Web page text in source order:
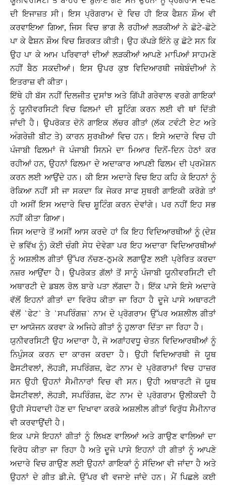
ਦੀ ਇਜਾਜ਼ਤ ਸੀ। ਇਸ ਪ੍ਰੋਗਰਾਮ ਦੇ ਵਿਚ ਹੀ ਇਕ ਫੈਸ਼ਨ ਸ਼ੌਅ ਵੀ
ਕਰਵਾਇਆ ਗਿਆ, ਜਿਸ ਵਿਚ ਭਾਗ ਲੈ ਰਹੀਆਂ ਲੜਕੀਆਂ ਨੇ ਛੋਟੇ-ਛੋਟੇ
ਪਾ ਕੇ ਫੈਸ਼ਨ ਸ਼ੌਅ ਵਿਚ ਸ਼ਿਰਕਤ ਕੀਤੀ। ਉਹ ਕੱਪੜੇ ਇੰਨੇ ਕੁ ਛੋਟੇ ਸਨ ਕਿ
ਉਹ ਪਾ ਕੇ ਆਮ ਪਰਿਵਾਰਾਂ ਦੀਆਂ ਲੜਕੀਆਂ ਆਪਣੇ ਮਾਪਿਆਂ ਸਾਹਮਣੇ
ਨਹੀਂ ਬੈਠ ਸਕਦੀਆਂ। ਇਸ ਉਪਰ ਕੁਝ ਵਿਦਿਆਰਥੀ ਜਥੇਬੰਦੀਆਂ ਨੇ
ਇਤਰਾਜ਼ ਵੀ ਕੀਤਾ।
ਇੱਥੇ ਹੀ ਬੱਸ ਨਹੀਂ ਦਿਲਜੀਤ ਦੁਸਾਂਝ ਅਤੇ ਗਿੱਪੀ ਗਰੇਵਾਲ ਵਰਗੇ ਗਾਇਕਾਂ
ਨੂੰ ਯੂਨੀਵਰਸਿਟੀ ਵਿਚ ਫਿਲਮਾਂ ਦੀ ਸ਼ੂਟਿੰਗ ਕਰਨ ਲਈ ਵੀ ਥਾਂ ਦਿੱਤੀ
ਜਾਂਦੀ ਹੈ। ਉਪਰੋਕਤ ਦੋਨੋ ਗਾਇਕ ਲੱਚਰ ਗੀਤਾਂ (ਲੱਕ ਟਵੰਟੀ ਏਟ ਅਤੇ
ਅੰਗਰੇਜ਼ੀ ਬੀਟ ਤੇ) ਕਾਰਨ ਸੁਰਖੀਆਂ ਵਿਚ ਹਨ। ਇਸੇ ਅਦਾਰੇ ਵਿਚ ਹੀ
ਪੰਜਾਬੀ ਫਿਲਮਾਂ ਜੋ ਪੰਜਾਬੀ ਸਿਨਮੇ ਦਾ ਮਿਆਰ ਦਿਨੋਂ-ਦਿਨ ਹੇਠਾਂ ਕਰ
ਰਹੀਆਂ ਹਨ, ਉਹਨਾਂ ਫਿਲਮਾ ਦੇ ਅਦਾਕਾਰ ਆਪਣੀ ਫਿਲਮ ਦੀ ਪ੍ਰਮੋਸ਼ਨ
ਕਰਨ ਲਈ ਆਉਂਦੇ ਹਨ। ਕੀ ਇਸ ਅਦਾਰੇ ਵਿਚ ਇਹ ਕਹਿ ਕੇ ਇਹਨਾਂ ਨੂੰ
ਰੋਕਿਆ ਨਹੀਂ ਸੀ ਜਾ ਸਕਦਾ ਕਿ ਜੇਕਰ ਸਾਫ ਸੁਥਰੀ ਗਾਇਕੀ ਕਰੋਗੇ ਤਾਂ
ਹੀ ਅਸੀਂ ਇਸ ਅਦਾਰੇ ਵਿਚ ਸ਼ੂਟਿੰਗ ਕਰਨ ਦੇਵਾਂਗੇ। ਪਰ ਨਹੀਂ ਇਹ ਸਭ
ਨਹੀਂ ਕੀਤਾ ਗਿਆ।
ਜਿਸ ਅਦਾਰੇ ਤੋਂ ਅਸੀਂ ਆਸ ਕਰਦੇ ਹਾਂ ਕਿ ਇਹ ਵਿਦਿਆਰਥੀਆਂ ਨੂੰ (ਦੇਸ਼
ਦੇ ਭਵਿੱਖ ਨੂੰ) ਕੋਈ ਚੰਗੀ ਸੇਧ ਦੇਵੇਗਾ ਪਰ ਇਹ ਅਦਾਰਾ ਵਿਦਿਆਰਥੀਆਂ
ਨੂੰ ਅਸ਼ਲੀਲ ਗੀਤਾਂ ਉੱਪਰ ਨੱਚਣ-ਠੁਮਕੇ ਲਗਾਉਣ ਲਈ ਪ੍ਰੇਰਿਤ ਕਰਦਾ
ਨਜ਼ਰ ਆਉਂਦਾ ਹੈ। ਉਪਰੋਕਤ ਗੱਲਾਂ ਤੋਂ ਸਾਨੂੰ ਪੰਜਾਬੀ ਯੂਨੀਵਰਸਿਟੀ ਦੀ
ਅਥਾਰਟੀ ਦੇ ਡਬਲ ਰੋਲ ਬਾਰੇ ਪਤਾ ਲੱਗਦਾ ਹੈ। ਇੱਕ ਪਾਸੇ ਇਸੇ ਅਦਾਰੇ
ਵੱਲੋਂ ਇਹਨਾਂ ਗੀਤਾਂ ਦਾ ਵਿਰੋਧ ਕੀਤਾ ਜਾ ਰਿਹਾ ਹੈ ਦੂਜੇ ਪਾਸੇ ਅਥਾਰਟੀ
ਵੱਲੋਂ `ਫੇਟ` ਤੇ `ਸਪਰਿੰਗਜ਼` ਨਾਮ ਦੇ ਪ੍ਰੋਗਰਾਮ ਉੱਪਰ ਅਸ਼ਲੀਲ ਗੀਤਾਂ
ਦਾ ਆਯੋਜਨ ਕਰਵਾ ਕੇ ਅਜਿਹੇ ਗੀਤਾਂ ਨੂੰ ਹੁਲਾਰਾ ਦਿੱਤਾ ਜਾ ਰਿਹਾ ਹੈ।
ਯੁਨੀਵਰਸਿਟੀ ਉਹ ਅਦਾਰਾ ਹੈ, ਜੋ ਅਗਾਂਹਵਧੂ ਚੇਤਨ ਵਿਦਿਆਰਥੀਆਂ ਨੂੰ
ਨਿਪੁੰਸਕ ਕਰਨ ਦਾ ਕਾਰਜ ਕਰਦਾ ਹੈ। ਉਹੀ ਵਿਦਿਆਰਥੀ ਜੋ ਯੂਥ
ਫੈਸਟੀਵਲਾਂ, ਲੋਹੜੀ, ਸਪਰਿੰਗਜ਼, ਫੇਟ ਨਾਮ ਦੇ ਪ੍ਰੋਗਰਾਮਾਂ ਵਿਚ ਹਾਜ਼ਰ
ਸਨ ਉਹੀ ਉਹਨਾਂ ਸੈਮੀਨਾਰਾਂ ਵਿਚ ਵੀ ਸਨ। ਉਹੀ ਅਥਾਰਟੀ ਜੋ ਯੂਥ
ਫੈਸਟੀਵਲਾਂ, ਲੋਹੜੀ, ਸਪਰਿੰਗਜ਼, ਫੇਟ ਨਾਮ ਦੇ ਪ੍ਰੋਗਰਾਮ ਉਲੀਕਦੀ ਹੈ
ਉਹੀ ਸੋਧਵਾਦੀ ਹੋਣ ਦਾ ਦਿਖਾਵਾ ਕਰਕੇ ਅਸ਼ਲੀਲ ਗੀਤਾਂ ਵਿਰੁੱਧ ਸੈਮੀਨਾਰ
ਵੀ ਕਰਵਾਉਂਦੀ ਹੈ।
ਇਕ ਪਾਸੇ ਇਹਨਾਂ ਗੀਤਾਂ ਨੂੰ ਲਿਖਣ ਵਾਲਿਆਂ ਅਤੇ ਗਾਉਣ ਵਾਲਿਆਂ ਦਾ
ਵਿਰੋਧ ਕੀਤਾ ਜਾ ਰਿਹਾ ਹੈ ਅਤੇ ਦੂਜੇ ਪਾਸੇ ਇਹਨਾਂ ਹੀ ਗੀਤਾਂ ਨੂੰ ਆਪਣੇ
ਅਦਾਰੇ ਵਿਚ ਗਾਉਣ ਲਈ ਉਹਨਾਂ ਗਾਇਕਾਂ ਨੂੰ ਸੱਦਿਆ ਵੀ ਜਾਂਦਾ ਹੈ ਅਤੇ
ਉਹਨਾਂ ਦੇ ਗੀਤ ਡੀ.ਜੇ. ਉੱਪਰ ਵੀ ਵਜਾਏ ਜਾਂਦੇ ਹਨ। ਮੈਂ ਪਿਛਲੇ ਕਈ